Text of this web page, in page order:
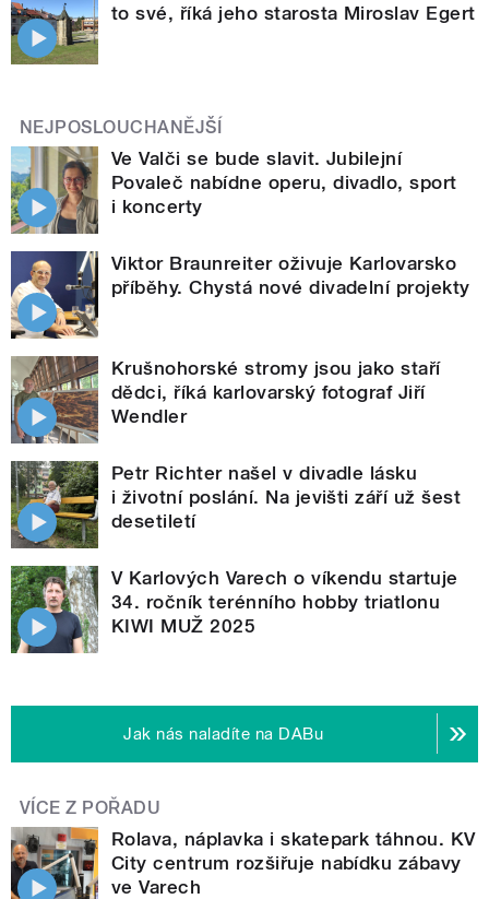
to své, říká jeho starosta Miroslav Egert
NEJPOSLOUCHANĚJŠÍ
Ve Valči se bude slavit. Jubilejní
Povaleč nabídne operu, divadlo, sport
i koncerty
Viktor Braunreiter oživuje Karlovarsko
příběhy. Chystá nové divadelní projekty
Krušnohorské stromy jsou jako staří
dědci, říká karlovarský fotograf Jiří
Wendler
Petr Richter našel v divadle lásku
i životní poslání. Na jevišti září už šest
desetiletí
V Karlových Varech o víkendu startuje
34. ročník terénního hobby triatlonu
KIWI MUŽ 2025
Jak nás naladíte na DABu
VÍCE Z POŘADU
Rolava, náplavka i skatepark táhnou. KV
City centrum rozšiřuje nabídku zábavy
ve Varech